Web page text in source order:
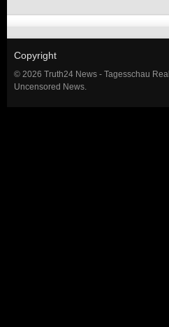
Copyright
© 2026 Truth24 News - Tagesschau Real
Uncensored News.